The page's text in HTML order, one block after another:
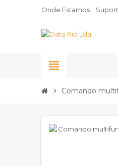
Onde Estamos
view_headline
chevron_right Comando